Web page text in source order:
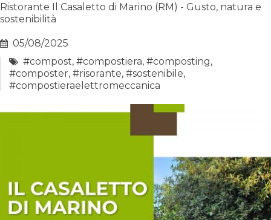
Ristorante Il Casaletto di Marino (RM) - Gusto, natura e
sostenibilità
05/08/2025
#compost,#compostiera,#composting,
#composter, #risorante, #sostenibile,
#compostieraelettromeccanica